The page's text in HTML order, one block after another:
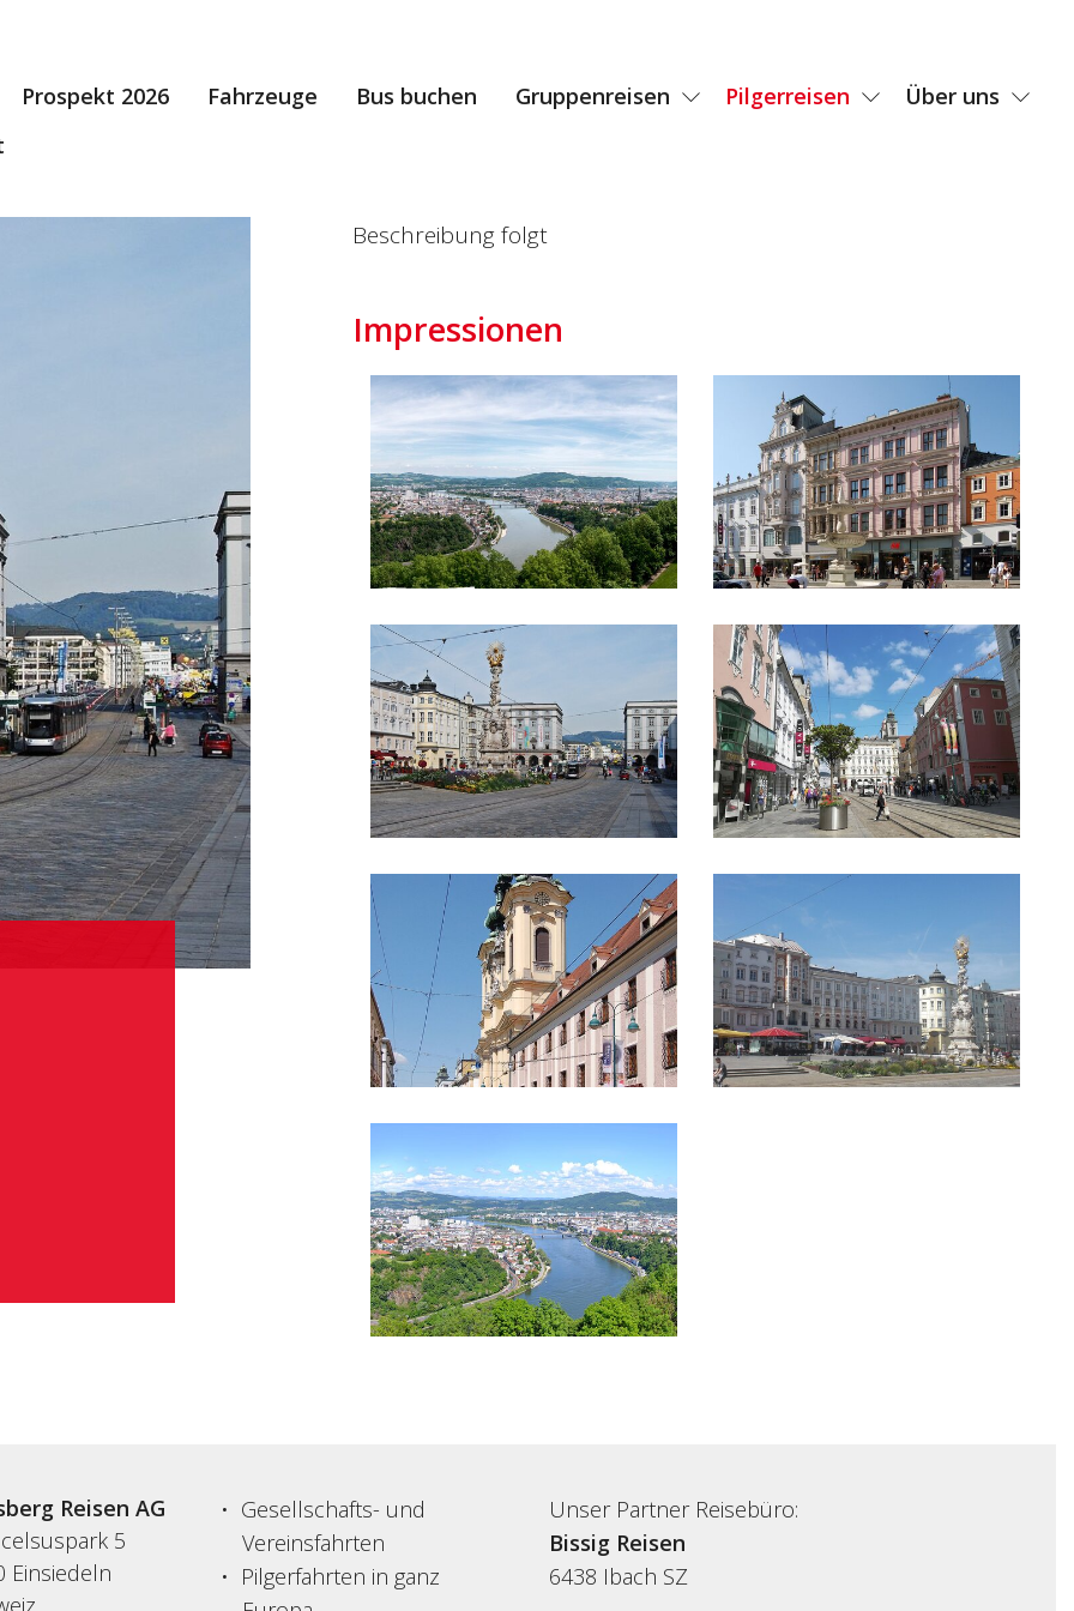
Prospekt 2026 Fahrzeuge Bus buchen Gruppenreisen Pilgerreisen
Über uns
Beschreibung folgt
Impressionen
Reisen AG
5
Einsiedeln
Gesellschafts- und
Vereinsfahrten
Pilgerfahrten in ganz
Unser Partner Reisebüro:
Bissig Reisen
6438 Ibach SZ